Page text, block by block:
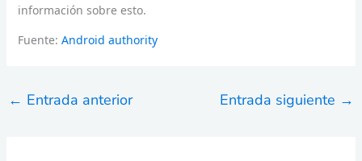
información sobre esto.
Fuente: Android authority
← Entrada anterior Entrada siguiente →